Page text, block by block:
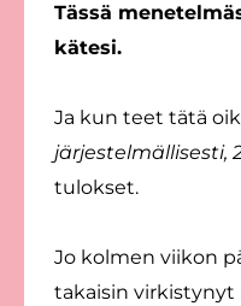
Tässä
kätesi.
Ja kun teet tätä
järjestelmällisesti,
tulokset.
Jo kolmen viikon
takaisin virkistynyt